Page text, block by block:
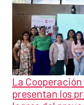
La Cooperación
presentan los